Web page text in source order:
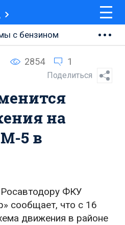
с бензином
2854 1
Поделиться
на
М-5 в
ФКУ
сообщает, что с 16
движения в районе